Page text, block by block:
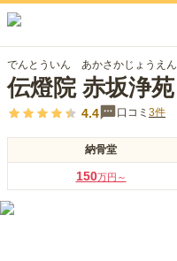
でんとういん あかさかじょうえん
伝燈院 赤坂浄苑
4.4 口コミ 3件
納骨堂
150万円～